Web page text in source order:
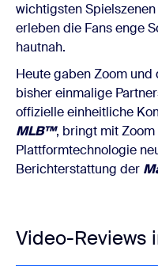
wichtigsten
erleben die Fans enge
hautnah.
Heute gaben Zoom und
bisher einmalige
offizielle einheitliche
MLB™, bringt mit
Plattformtechnologie
Berichterstattung der
Video-Reviews